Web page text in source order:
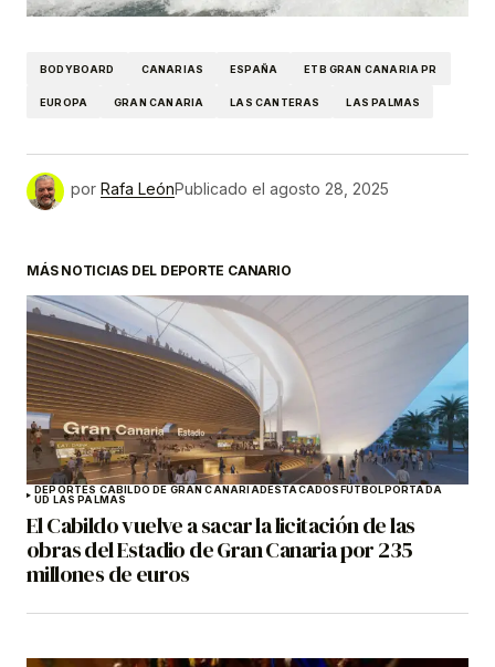
BODYBOARD CANARIAS ESPAÑA ETB GRAN CANARIA PR
EUROPA GRAN CANARIA LAS CANTERAS LAS PALMAS
por Rafa LeónPublicado el agosto 28, 2025
MÁS NOTICIAS DEL DEPORTE CANARIO
DEPORTES CABILDO DE GRAN CANARIADESTACADOSFÚTBOLPORTADA
UD LAS PALMAS
El Cabildo vuelve a sacar la licitación de las
obras del Estadio de Gran Canaria por 235
millones de euros